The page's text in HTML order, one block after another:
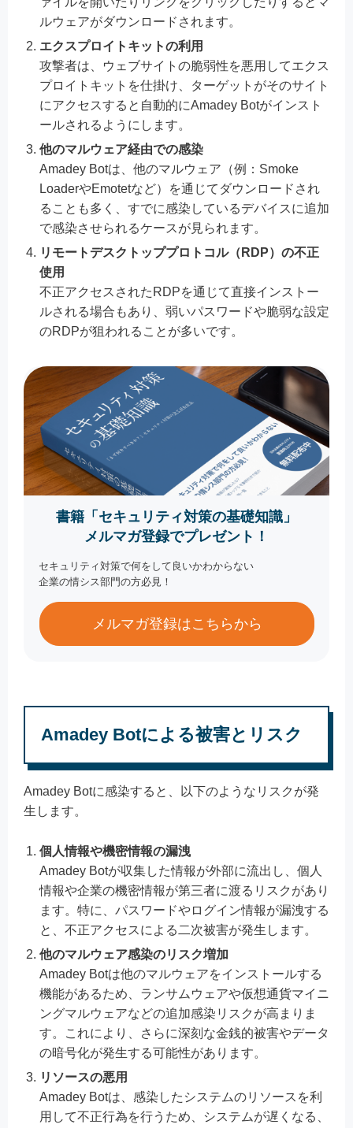
ルウェアがダウンロードされます。
エクスプロイトキットの利用
攻撃者は、ウェブサイトの脆弱性を悪用してエクス
プロイトキットを仕掛け、ターゲットがそのサイト
にアクセスすると自動的にAmadey Botがインスト
ールされるようにします。
他のマルウェア経由での感染
Amadey Botは、他のマルウェア（例：Smoke
LoaderやEmotetなど）を通じてダウンロードされ
ることも多く、すでに感染しているデバイスに追加
で感染させられるケースが見られます。
リモートデスクトッププロトコル（RDP）の不正
使用
不正アクセスされたRDPを通じて直接インストー
ルされる場合もあり、弱いパスワードや脆弱な設定
のRDPが狙われることが多いです。
書籍「セキュリティ対策の基礎知識」
メルマガ登録でプレゼント！
セキュリティ対策で何をして良いかわからない
企業の情シス部門の方必見！
メルマガ登録はこちらから
Amadey Botによる被害とリスク
Amadey Botに感染すると、以下のようなリスクが発
生します。
個人情報や機密情報の漏洩
Amadey Botが収集した情報が外部に流出し、個人
情報や企業の機密情報が第三者に渡るリスクがあり
ます。特に、パスワードやログイン情報が漏洩する
と、不正アクセスによる二次被害が発生します。
他のマルウェア感染のリスク増加
Amadey Botは他のマルウェアをインストールする
機能があるため、ランサムウェアや仮想通貨マイニ
ングマルウェアなどの追加感染リスクが高まりま
す。これにより、さらに深刻な金銭的被害やデータ
の暗号化が発生する可能性があります。
リソースの悪用
Amadey Botは、感染したシステムのリソースを利
用して不正行為を行うため、システムが遅くなる、